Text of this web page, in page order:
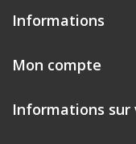
Informations
Mon compte
Informations